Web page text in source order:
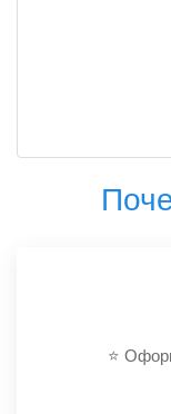
⭐️